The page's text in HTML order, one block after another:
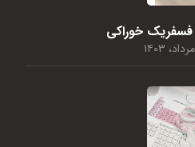
فسفریک خوراکی